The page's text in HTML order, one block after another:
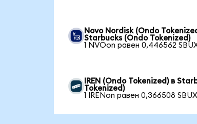
Novo Nordisk (Ondo
Starbucks (Ondo Tokenized)
1 NVOon равен 0,446562
IREN (Ondo Tokenized) в
Tokenized)
1 IRENon равен 0,366508